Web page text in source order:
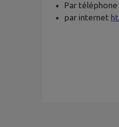
Par
par internet